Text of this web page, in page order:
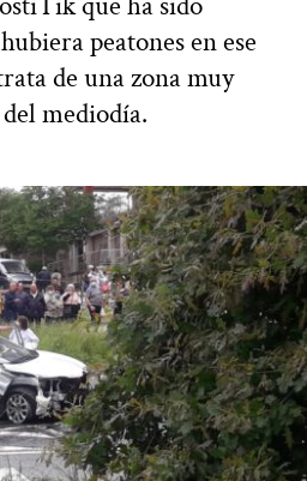
peatones en ese
de una zona muy
mediodía.